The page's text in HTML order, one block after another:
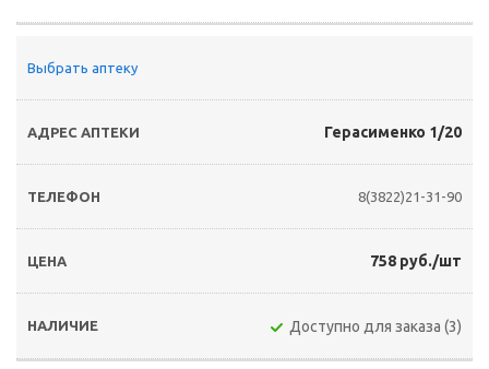
Выбрать аптеку
Герасименко 1/20
8(3822)21-31-90
758 руб./шт
Доступно для заказа (3)